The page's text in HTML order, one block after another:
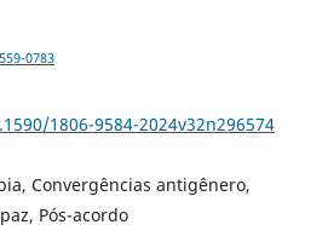
0783
1806-9584-2024v32n296574
Convergências antigênero,
Pós-acordo